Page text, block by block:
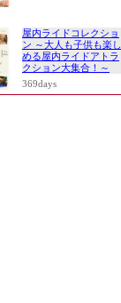
屋内ライドコレクショ
ン ～大人も子供も楽し
める屋内ライドアトラ
クション大集合！～
369days